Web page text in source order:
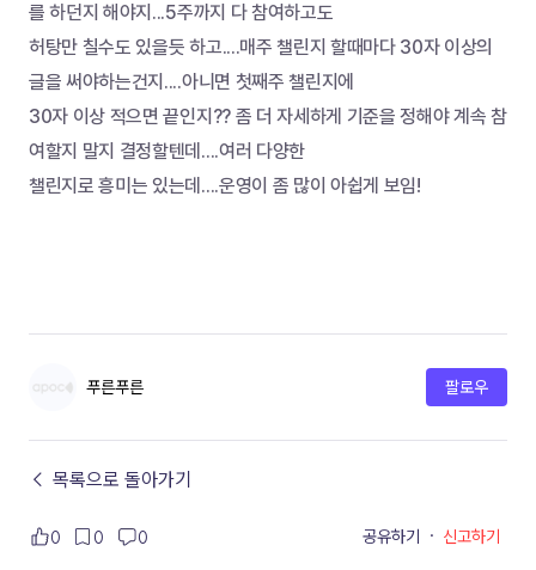
를 하던지 해야지...5주까지 다 참여하고도
허탕만 칠수도 있을듯 하고....매주 챌린지 할때마다 30자 이상의
글을 써야하는건지....아니면 첫째주 챌린지에
30자 이상 적으면 끝인지?? 좀 더 자세하게 기준을 정해야 계속 참
여할지 말지 결정할텐데....여러 다양한
챌린지로 흥미는 있는데....운영이 좀 많이 아쉽게 보임!
푸른푸른 팔로우
← 목록으로 돌아가기
0 0 0 공유하기 · 신고하기